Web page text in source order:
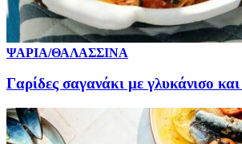
ΨΑΡΙΑ/ΘΑΛΑΣΣΙΝΑ
Γαρίδες σαγανάκι με γλυκάνισο